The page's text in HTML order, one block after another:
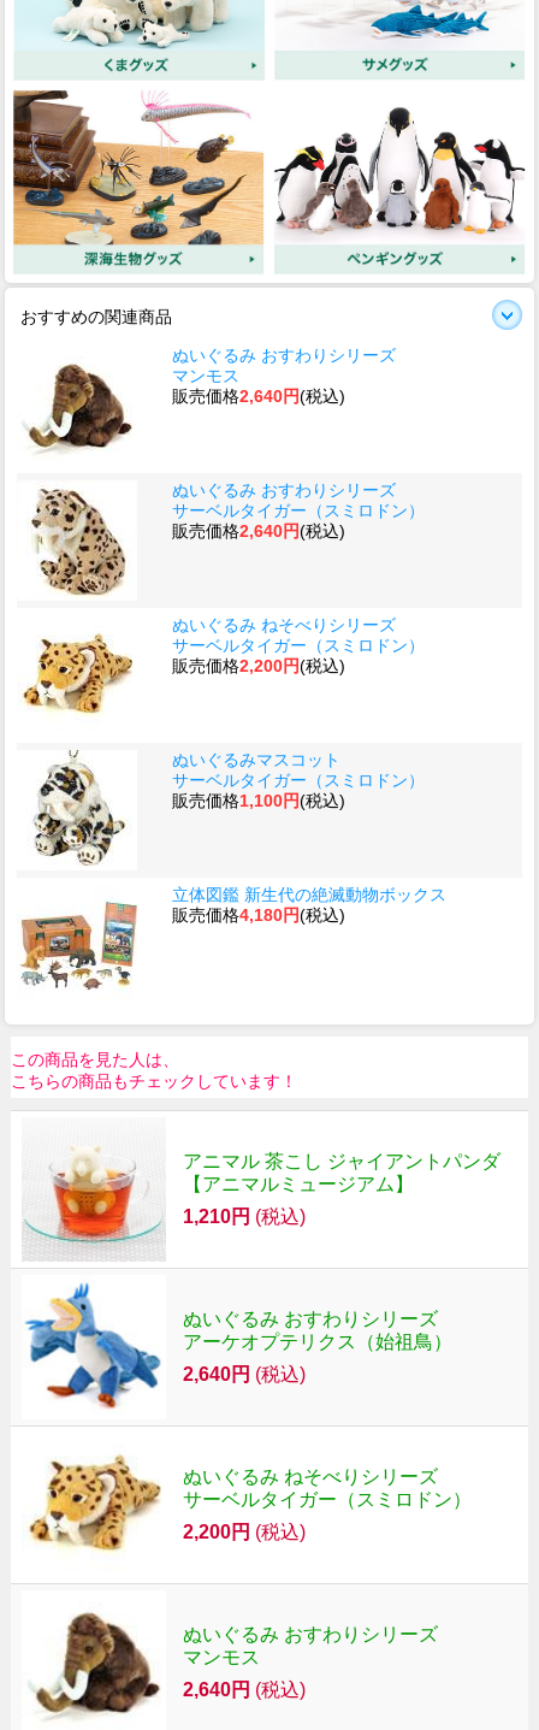
おすすめの関連商品
ぬいぐるみ おすわりシリーズ
マンモス
販売価格2,640円(税込)
ぬいぐるみ おすわりシリーズ
サーベルタイガー（スミロドン）
販売価格2,640円(税込)
ぬいぐるみ ねそべりシリーズ
サーベルタイガー（スミロドン）
販売価格2,200円(税込)
ぬいぐるみマスコット
サーベルタイガー（スミロドン）
販売価格1,100円(税込)
立体図鑑 新生代の絶滅動物ボックス
販売価格4,180円(税込)
この商品を見た人は、
こちらの商品もチェックしています！
アニマル 茶こし ジャイアントパンダ
【アニマルミュージアム】
1,210円 (税込)
ぬいぐるみ おすわりシリーズ
アーケオプテリクス（始祖鳥）
2,640円 (税込)
ぬいぐるみ ねそべりシリーズ
サーベルタイガー（スミロドン）
2,200円 (税込)
ぬいぐるみ おすわりシリーズ
マンモス
2,640円 (税込)